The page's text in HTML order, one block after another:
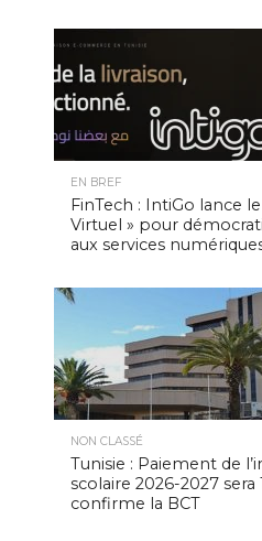
EN BREF
FinTech : IntiGo lance le
Virtuel » pour
aux services
NON CLASSÉ
Tunisie : Paiement de
scolaire 2026-2027 sera
confirme la BCT